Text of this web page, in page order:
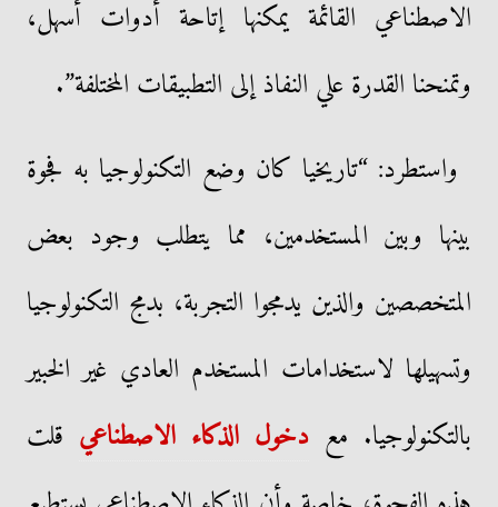
الاصطناعي القائمة يمكنها إتاحة أدوات أسهل،
وتمنحنا القدرة علي النفاذ إلى التطبيقات المختلفة”.
واستطرد: “تاريخيا كان وضع التكنولوجيا به فجوة
بينها وبين المستخدمين، مما يتطلب وجود بعض
المتخصصين والذين يدمجوا التجربة، بدمج التكنولوجيا
وتسهيلها لاستخدامات المستخدم العادي غير الخبير
بالتكنولوجيا. مع دخول الذكاء الاصطناعي قلت